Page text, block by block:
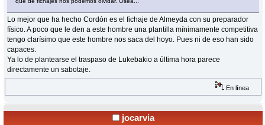
Lo mejor que ha hecho Cordón es el fichaje de Almeyda con su preparador
físico. A poco que le den a este hombre una plantilla mínimamente competitiva
tengo clarísimo que este hombre nos saca del hoyo. Pues ni de eso han sido
capaces.
Ya lo de plantearse el traspaso de Lukebakio a última hora parece
directamente un sabotaje.
En línea
jocarvia